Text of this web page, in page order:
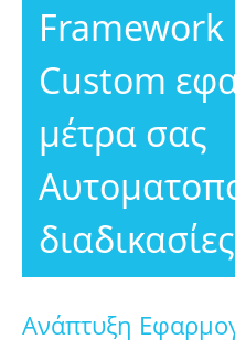
Framework
Custom
μέτρα σας
Ανάπτυξη